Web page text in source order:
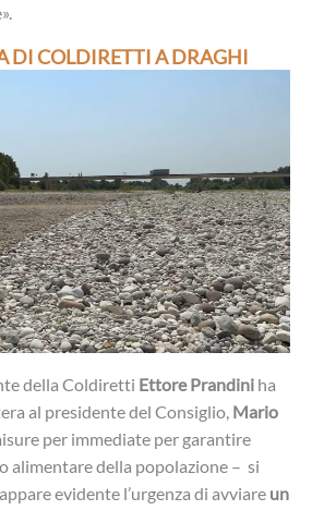
DI COLDIRETTI A DRAGHI
della Coldiretti Ettore Prandini ha
al presidente del Consiglio, Mario
per immediate per garantire
alimentare della popolazione – si
evidente l’urgenza di avviare un